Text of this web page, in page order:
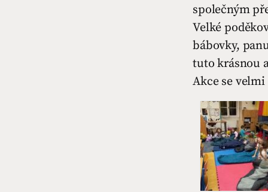
společným
Velké
bábovky,
tuto krásnou
Akce se